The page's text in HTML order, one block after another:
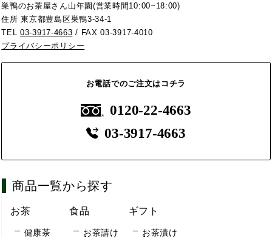
巣鴨のお茶屋さん山年園(営業時間10:00~18:00)
住所 東京都豊島区巣鴨3-34-1
TEL03-3917-4663 / FAX 03-3917-4010
プライバシーポリシー
お電話でのご注文はコチラ
0120-22-4663
03-3917-4663
商品一覧から探す
お茶
健康茶
食品
お茶請け
ギフト
お茶漬け